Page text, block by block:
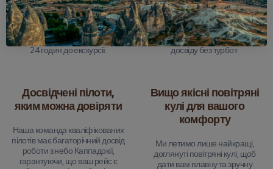
Ми пропонуємо спокій з повним
варіантом повернення коштів,
якщо вам потрібно скасувати до
24 годин до екскурсії.
Кожен рейс повністю
застрахований, тому ви можете
зосередитись на насолоді від
досвіду без турбот.
Досвідчені пілоти,
яким можна довіряти
Наша команда кваліфікованих
пілотів має багаторічний досвід
роботи з небо Каппадокії,
гарантуючи, що ваш рейс є
Вищо якісні повітряні
кулі для вашого
комфорту
Ми летимо лише найкращі,
доглянуті повітряні кулі, щоб
дати вам плавну та зручну